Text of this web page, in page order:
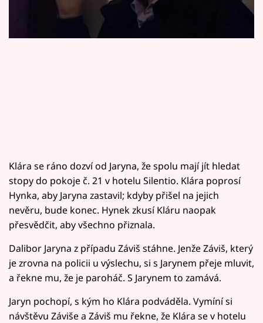
Sledujte prima+
Sledujte nás
Klára se ráno dozví od Jaryna, že spolu mají jít hledat
stopy do pokoje č. 21 v hotelu Silentio. Klára poprosí
Hynka, aby Jaryna zastavil; kdyby přišel na jejich
nevěru, bude konec. Hynek zkusí Kláru naopak
přesvědčit, aby všechno přiznala.
Dalibor Jaryna z případu Záviš stáhne. Jenže Záviš, který
je zrovna na policii u výslechu, si s Jarynem přeje mluvit,
a řekne mu, že je paroháč. S Jarynem to zamává.
Jaryn pochopí, s kým ho Klára podváděla. Vymíní si
návštěvu Záviše a Záviš mu řekne, že Klára se v hotelu